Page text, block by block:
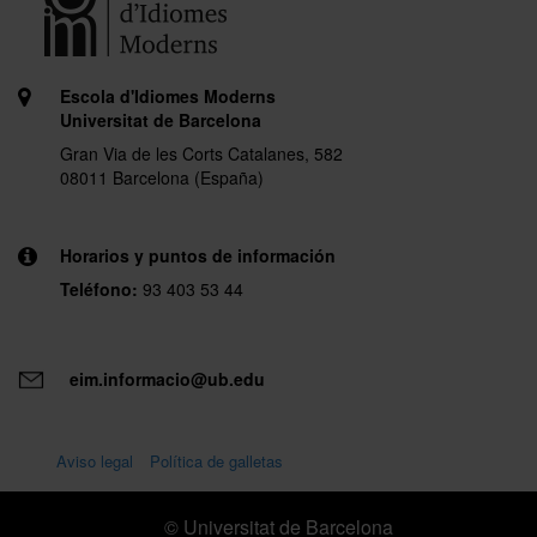
Escola d'Idiomes Moderns
Universitat de Barcelona
Gran Via de les Corts Catalanes, 582
08011 Barcelona (España)
Horarios y puntos de información
Teléfono: 93 403 53 44
eim.informacio@ub.edu
Aviso legal Política de galletas
© Universitat de Barcelona